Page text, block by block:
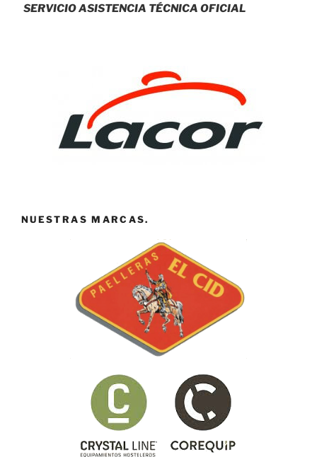
SERVICIO ASISTENCIA TÉCNICA OFICIAL
NUESTRAS MARCAS.